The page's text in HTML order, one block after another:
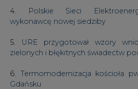
4.
Polskie Sieci
wykonawcę nowej siedziby
5.
URE przygotował wzory
zielonych i błękitnych świadectw
6. Termomodernizacja kościoła
Gdańsku